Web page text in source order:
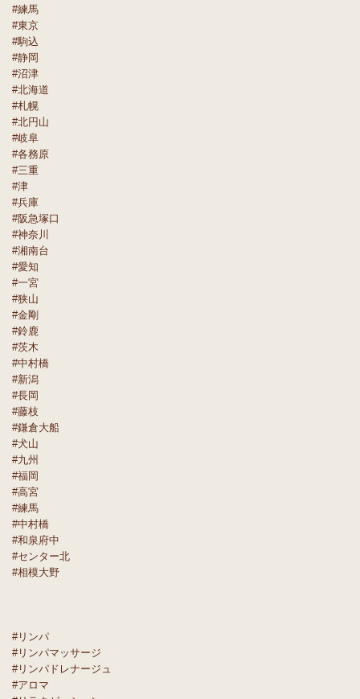
#練馬
#東京
#駒込
#静岡
#沼津
#北海道
#札幌
#北円山
#岐阜
#各務原
#三重
#津
#兵庫
#阪急塚口
#神奈川
#湘南台
#愛知
#一宮
#狭山
#金剛
#鈴鹿
#茨木
#中村橋
#新潟
#長岡
#藤枝
#鎌倉大船
#犬山
#九州
#福岡
#高宮
#練馬
#中村橋
#和泉府中
#センター北
#相模大野
#リンパ
#リンパマッサージ
#リンパドレナージュ
#アロマ